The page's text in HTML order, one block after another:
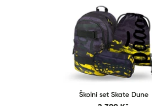
Školní set Skate Dune